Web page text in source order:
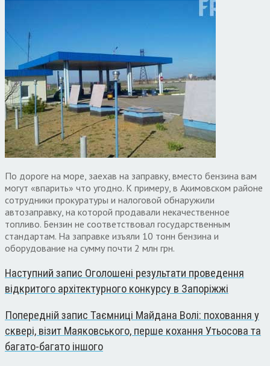
По дороге на море, заехав на заправку, вместо бензина вам
могут «впарить» что угодно. К примеру, в Акимовском районе
сотрудники прокуратуры и налоговой обнаружили
автозаправку, на которой продавали некачественное
топливо. Бензин не соответствовал государственным
стандартам. На заправке изъяли 10 тонн бензина и
оборудование на сумму почти 2 млн грн.
Наступний запис Оголошені результати проведення
відкритого архітектурного конкурсу в Запоріжжі
Попередній запис Таємниці Майдана Волі: поховання у
сквері, візит Маяковського, перше кохання Утьосова та
багато-багато іншого